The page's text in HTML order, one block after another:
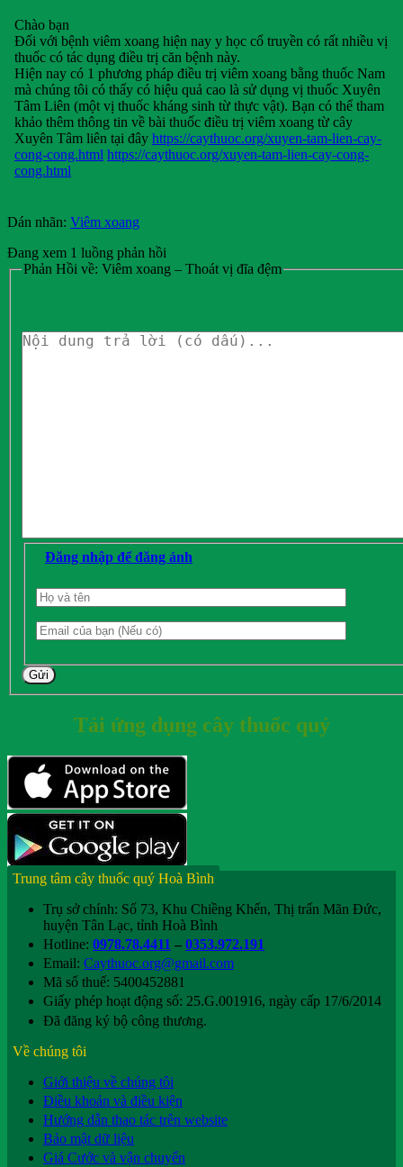
Chào bạn
Đối với bệnh viêm xoang hiện nay y học cổ truyền có rất nhiều vị
thuốc có tác dụng điều trị căn bệnh này.
Hiện nay có 1 phương pháp điều trị viêm xoang bằng thuốc Nam
mà chúng tôi có thấy có hiệu quả cao là sử dụng vị thuốc Xuyên
Tâm Liên (một vị thuốc kháng sinh từ thực vật). Bạn có thể tham
khảo thêm thông tin về bài thuốc điều trị viêm xoang từ cây
Xuyên Tâm liên tại đây https://caythuoc.org/xuyen-tam-lien-cay-
cong-cong.html https://caythuoc.org/xuyen-tam-lien-cay-cong-
cong.html
Dán nhãn: Viêm xoang
Đang xem 1 luồng phản hồi
Phản Hồi về: Viêm xoang – Thoát vị đĩa đệm
Đăng nhập để đăng ảnh
Gửi
Tải ứng dụng cây thuốc quý
Trung tâm cây thuốc quý Hoà Bình
Trụ sở chính: Số 73, Khu Chiềng Khến, Thị trấn Mãn Đức,
huyện Tân Lạc, tỉnh Hoà Bình
Hotline: 0978.78.4411 – 0353.972.191
Email: Caythuoc.org@gmail.com
Mã số thuế: 5400452881
Giấy phép hoạt động số: 25.G.001916, ngày cấp 17/6/2014
Đã đăng ký bộ công thương.
Về chúng tôi
Giới thiệu về chúng tôi
Điều khoản và điều kiện
Hướng dẫn thao tác trên website
Bảo mật dữ liệu
Giá Cước và vận chuyển